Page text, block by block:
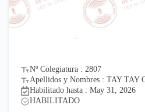
Nº Colegiatura : 2807
Apellidos y Nombres : TAY TAY
Habilitado hasta : May 31, 2026
HABILITADO